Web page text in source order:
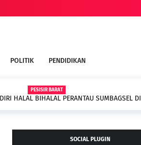
POLITIK PENDIDIKAN
PESISIR BARAT
HALAL BIHALAL PERANTAU SUMBAGSEL DI
SOCIAL PLUGIN